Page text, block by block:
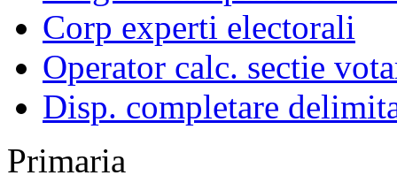
Corp experti electorali
Operator calc. sectie
Disp. completare
Primaria